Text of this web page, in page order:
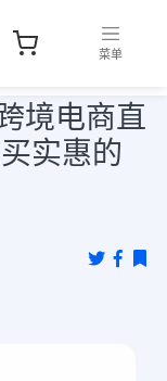
菜单
境电商直
实惠的